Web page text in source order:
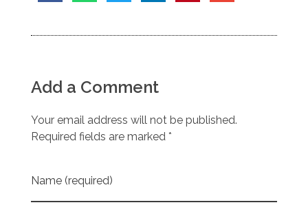
Add a Comment
Your email address will not be published.
Required fields are marked *
Name (required)